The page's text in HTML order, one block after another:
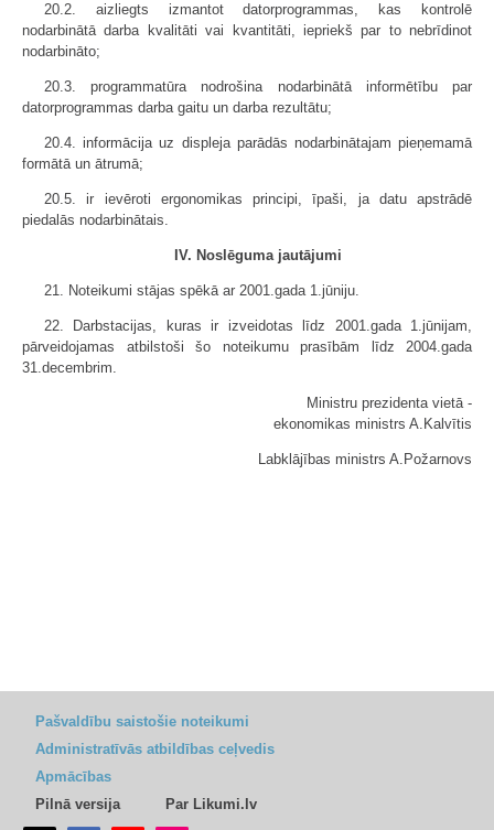
20.2. aizliegts izmantot datorprogrammas, kas kontrolē
nodarbinātā darba kvalitāti vai kvantitāti, iepriekš par to nebrīdinot
nodarbināto;
20.3. programmatūra nodrošina nodarbinātā informētību par
datorprogrammas darba gaitu un darba rezultātu;
20.4. informācija uz displeja parādās nodarbinātajam pieņemamā
formātā un ātrumā;
20.5. ir ievēroti ergonomikas principi, īpaši, ja datu apstrādē
piedalās nodarbinātais.
IV. Noslēguma jautājumi
21. Noteikumi stājas spēkā ar 2001.gada 1.jūniju.
22. Darbstacijas, kuras ir izveidotas līdz 2001.gada 1.jūnijam,
pārveidojamas atbilstoši šo noteikumu prasībām līdz 2004.gada
31.decembrim.
Ministru prezidenta vietā -
ekonomikas ministrs A.Kalvītis
Labklājības ministrs A.Požarnovs
Pašvaldību saistošie noteikumi
Administratīvās atbildības ceļvedis
Apmācības
Pilnā versija
Par Likumi.lv